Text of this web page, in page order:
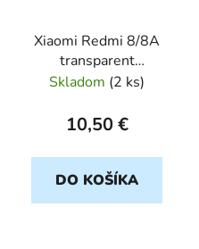
Xiaomi Redmi 8/8A
transparent
ULTRASLIM
Skladom (2 ks)
10,50 €
DO KOŠÍKA